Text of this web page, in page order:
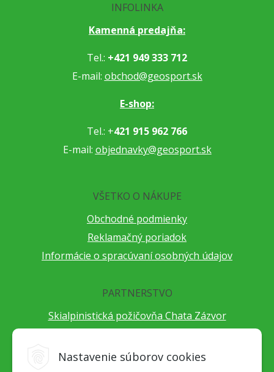
Nastavenie súborov cookies
INFOLINKA
Kamenná predajňa:
Tel.: +421 949 333 712
E-mail: obchod@geosport.sk
E-shop:
Tel.: +421 915 962 766
E-mail: objednavky@geosport.sk
VŠETKO O NÁKUPE
Obchodné podmienky
Reklamačný poriadok
Informácie o spracúvaní osobných údajov
PARTNERSTVO
Skialpinistická požičovňa Chata Zázvor
Cestovateľský festival Cestou necestou